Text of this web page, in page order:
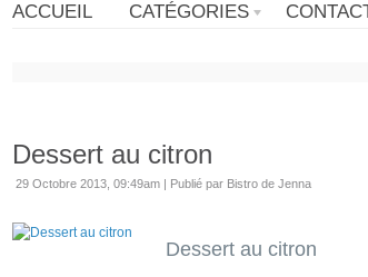
ACCUEIL CATÉGORIES
Dessert au citron
29 Octobre 2013, 09:49am | Publié par Bistro de Jenna
Dessert au citron